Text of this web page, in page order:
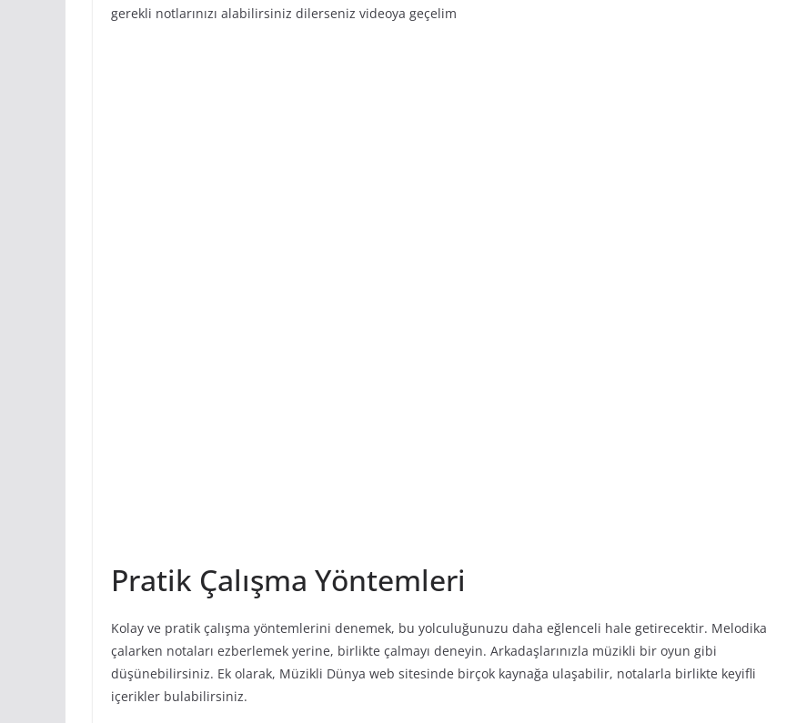
gerekli notlarınızı alabilirsiniz dilerseniz videoya geçelim
Pratik Çalışma Yöntemleri
Kolay ve pratik çalışma yöntemlerini denemek, bu yolculuğunuzu daha eğlenceli hale getirecektir. Melodika
çalarken notaları ezberlemek yerine, birlikte çalmayı deneyin. Arkadaşlarınızla müzikli bir oyun gibi
düşünebilirsiniz. Ek olarak, Müzikli Dünya web sitesinde birçok kaynağa ulaşabilir, notalarla birlikte keyifli
içerikler bulabilirsiniz.